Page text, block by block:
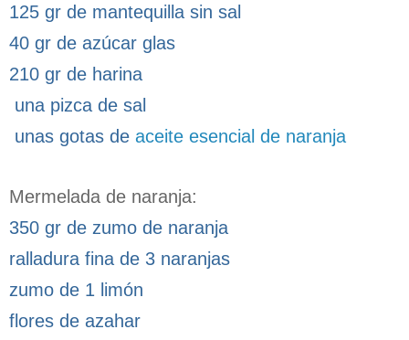
125 gr de mantequilla sin sal
40 gr de azúcar glas
210 gr de harina
una pizca de sal
unas gotas de aceite esencial de naranja
Mermelada de naranja:
350 gr de zumo de naranja
ralladura fina de 3 naranjas
zumo de 1 limón
flores de azahar